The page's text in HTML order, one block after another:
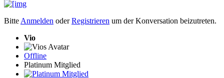
Bitte Anmelden oderRegistrieren um der Konversation beizutreten.
Vio
Offline
Platinum Mitglied